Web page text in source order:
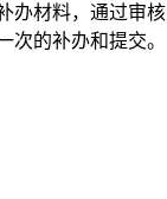
材料，通过审
的补办和提交。